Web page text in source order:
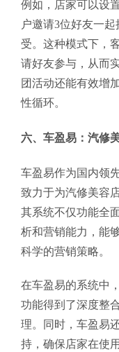
例如，店家可以设
户邀请3位好友一
受。这种模式下，
请好友参与，从而
团活动还能有效增
性循环。
六、车盈易：汽修
车盈易作为国内领
致力于为汽修美容
其系统不仅功能全
析和营销能力，能
科学的营销策略。
在车盈易的系统中
功能得到了深度整
理。同时，车盈易
持，确保店家在使